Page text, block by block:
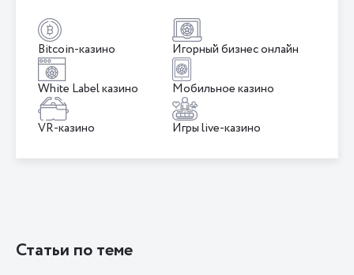
Bitcoin-казино
White Label казино
Игорный бизнес онлайн
Мобильное казино
VR-казино Игры live-казино
Статьи по теме